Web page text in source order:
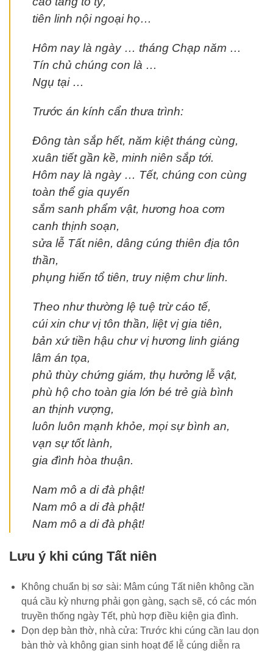
tiên linh nội ngoại họ…
Hôm nay là ngày … tháng Chạp năm …
Tín chủ chúng con là …
Ngụ tại …
Trước án kính cẩn thưa trình:
Đông tàn sắp hết, năm kiệt tháng cùng,
xuân tiết gần kề, minh niên sắp tới.
Hôm nay là ngày … Tết, chúng con cùng
toàn thể gia quyến
sắm sanh phẩm vật, hương hoa cơm
canh thịnh soạn,
sửa lễ Tất niên, dâng cúng thiên địa tôn
thần,
phụng hiến tổ tiên, truy niệm chư linh.
Theo như thường lệ tuệ trừ cáo tế,
cúi xin chư vị tôn thần, liệt vị gia tiên,
bản xứ tiền hậu chư vị hương linh giáng
lâm án tọa,
phủ thùy chứng giám, thụ hưởng lễ vật,
phù hộ cho toàn gia lớn bé trẻ già bình
an thịnh vượng,
luôn luôn mạnh khỏe, mọi sự bình an,
vạn sự tốt lành,
gia đình hòa thuận.
Nam mô a di đà phật!
Nam mô a di đà phật!
Nam mô a di đà phật!
Lưu ý khi cúng Tất niên
Không chuẩn bị sơ sài: Mâm cúng Tất niên không cần
quá cầu kỳ nhưng phải gọn gàng, sạch sẽ, có các món
truyền thống ngày Tết, phù hợp điều kiện gia đình.
Dọn dẹp bàn thờ, nhà cửa: Trước khi cúng cần lau dọn
bàn thờ và không gian sinh hoạt để lễ cúng diễn ra